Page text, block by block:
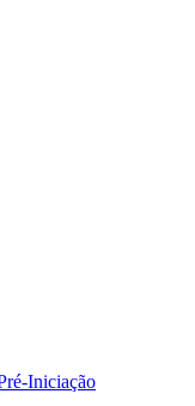
Iniciação